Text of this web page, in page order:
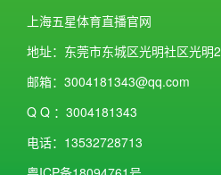
上海五星体育直播官网
地址： 东莞市东城区光明社区光明
邮箱： 3004181343@qq.com
Q Q ： 3004181343
电话： 13532728713